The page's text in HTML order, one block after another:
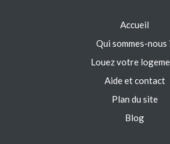
Accueil
Qui sommes-nous
Louez votre
Aide et contact
Plan du site
Blog